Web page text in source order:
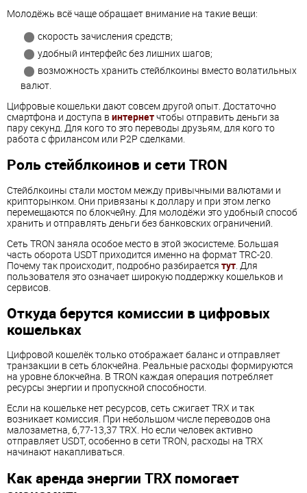
Молодёжь всё чаще обращает внимание на такие вещи:
скорость зачисления средств;
удобный интерфейс без лишних шагов;
возможность хранить стейблкоины вместо волатильных
валют.
Цифровые кошельки дают совсем другой опыт. Достаточно
смартфона и доступа в интернетчтобы отправить деньги за
пару секунд. Для кого то это переводы друзьям, для кого то
работа с фрилансом или P2P сделками.
Роль стейблкоинов и сети TRON
Стейблкоины стали мостом между привычными валютами и
крипторынком. Они привязаны к доллару и при этом легко
перемещаются по блокчейну. Для молодёжи это удобный способ
хранить и отправлять деньги без банковских ограничений.
Сеть TRON заняла особое место в этой экосистеме. Большая
часть оборота USDT приходится именно на формат TRC-20.
Почему так происходит, подробно разбирается тут . Для
пользователя это означает широкую поддержку кошельков и
сервисов.
Откуда берутся комиссии в цифровых
кошельках
Цифровой кошелёк только отображает баланс и отправляет
транзакции в сеть блокчейна. Реальные расходы формируются
на уровне блокчейна. В TRON каждая операция потребляет
ресурсы энергии и пропускной способности.
Если на кошельке нет ресурсов, сеть сжигает TRX и так
возникает комиссия. При небольшом числе переводов она
малозаметна, 6,77-13,37 TRX. Но если человек активно
отправляет USDT, особенно в сети TRON, расходы на TRX
начинают накапливаться.
Как аренда энергии TRX помогает